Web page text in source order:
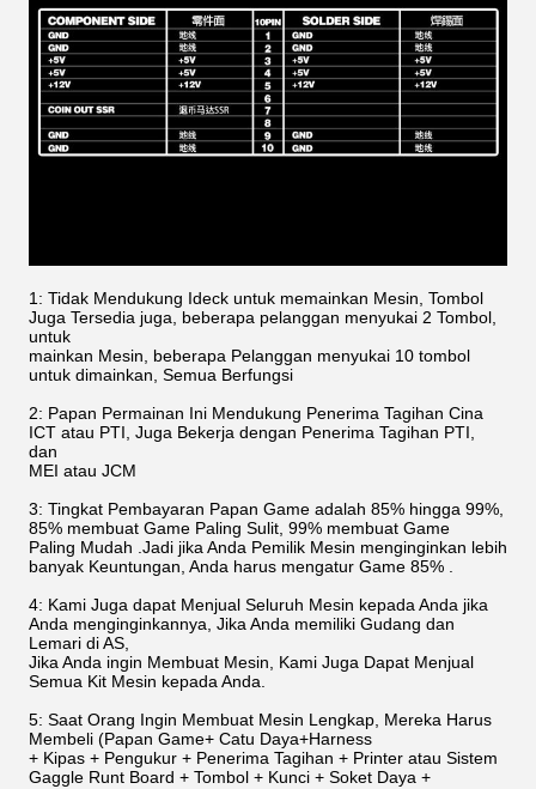
1: Tidak Mendukung Ideck untuk memainkan Mesin, Tombol
Juga Tersedia juga, beberapa pelanggan menyukai 2 Tombol,
untuk
mainkan Mesin, beberapa Pelanggan menyukai 10 tombol
untuk dimainkan, Semua Berfungsi
2: Papan Permainan Ini Mendukung Penerima Tagihan Cina
ICT atau PTI, Juga Bekerja dengan Penerima Tagihan PTI,
dan
MEI atau JCM
3: Tingkat Pembayaran Papan Game adalah 85% hingga 99%,
85% membuat Game Paling Sulit, 99% membuat Game
Paling Mudah .Jadi jika Anda Pemilik Mesin menginginkan lebih
banyak Keuntungan, Anda harus mengatur Game 85% .
4: Kami Juga dapat Menjual Seluruh Mesin kepada Anda jika
Anda menginginkannya, Jika Anda memiliki Gudang dan
Lemari di AS,
Jika Anda ingin Membuat Mesin, Kami Juga Dapat Menjual
Semua Kit Mesin kepada Anda.
5: Saat Orang Ingin Membuat Mesin Lengkap, Mereka Harus
Membeli (Papan Game+ Catu Daya+Harness
+ Kipas + Pengukur + Penerima Tagihan + Printer atau Sistem
Gaggle Runt Board + Tombol + Kunci + Soket Daya +